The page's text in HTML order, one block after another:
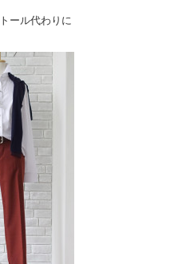
ール代わりに